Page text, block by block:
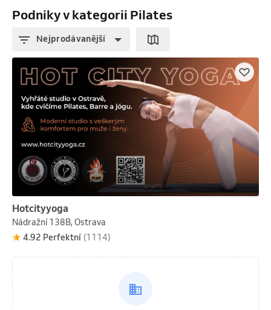
Podniky v kategorii Pilates
Nejprodávanější
Hotcityyoga
Nádražní 138B, Ostrava
4.92 Perfektní (1114)